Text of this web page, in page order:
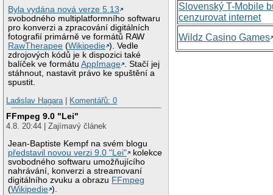
Byla vydána nová verze 5.13
svobodného multiplatformního softwaru
pro konverzi a zpracování digitálních
fotografií primárně ve formátů RAW
RawTherapee (Wikipedie ). Vedle
zdrojových kódů je k dispozici také
balíček ve formátuAppImage . Stačí jej
stáhnout, nastavit právo ke spuštění a
spustit.
Ladislav Hagara
Komentářů: 0
FFmpeg 9.0 "Lei"
4.8. 20:44 | Zajímavý článek
Jean-Baptiste Kempf na svém blogu
představil novou verzi 9.0 "Lei"
kolekce
svobodného softwaru umožňujícího
nahrávání, konverzi a streamovaní
digitálního zvuku a obrazu FFmpeg
(Wikipedie ).
Slovenský T-Mobile
cenzurovat internet
Wildz Casino Games